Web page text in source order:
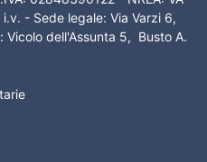
- Sede legale: Via Varzi 6,
Vicolo dell'Assunta 5, Busto A.